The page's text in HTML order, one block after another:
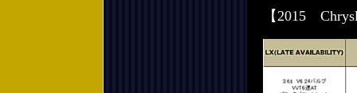
【2015